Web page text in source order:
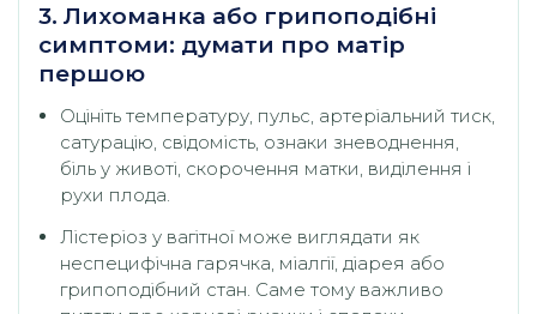
3. Лихоманка або грипоподібні
симптоми: думати про матір
першою
Оцініть температуру, пульс, артеріальний тиск,
сатурацію, свідомість, ознаки зневоднення,
біль у животі, скорочення матки, виділення і
рухи плода.
Лістеріоз у вагітної може виглядати як
неспецифічна гарячка, міалгії, діарея або
грипоподібний стан. Саме тому важливо